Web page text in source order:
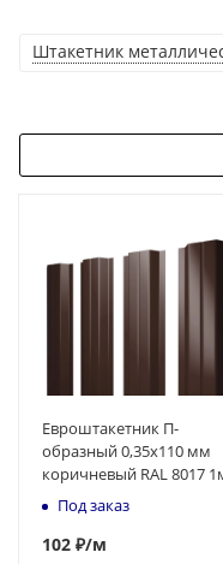
Штакетник
Евроштакетник П-
образный 0,35x110 мм
коричневый RAL 8017
Под заказ
102 ₽/м